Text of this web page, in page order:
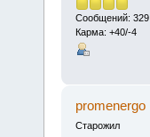
Сообщений: 329
Карма: +40/-4
promenergo
Старожил